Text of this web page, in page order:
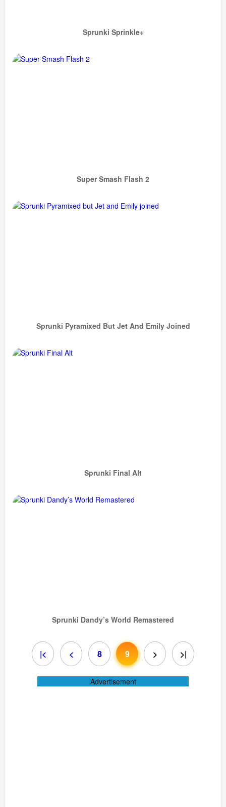
Sprunki Sprinkle+
Super Smash Flash 2
Sprunki Pyramixed But Jet And Emily Joined
Sprunki Final Alt
Sprunki Dandy’s World Remastered
|< < 8 9 > >|
Advertisement